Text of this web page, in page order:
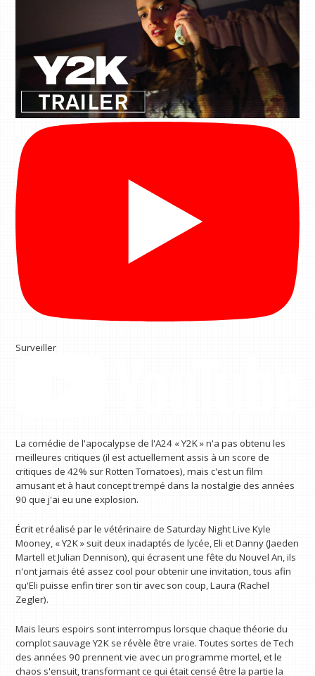
Surveiller
La comédie de l'apocalypse de l'A24 « Y2K » n'a pas obtenu les
meilleures critiques (il est actuellement assis à un score de
critiques de 42% sur Rotten Tomatoes), mais c'est un film
amusant et à haut concept trempé dans la nostalgie des années
90 que j'ai eu une explosion.
Écrit et réalisé par le vétérinaire de Saturday Night Live Kyle
Mooney, « Y2K » suit deux inadaptés de lycée, Eli et Danny (Jaeden
Martell et Julian Dennison), qui écrasent une fête du Nouvel An, ils
n'ont jamais été assez cool pour obtenir une invitation, tous afin
qu'Eli puisse enfin tirer son tir avec son coup, Laura (Rachel
Zegler).
Mais leurs espoirs sont interrompus lorsque chaque théorie du
complot sauvage Y2K se révèle être vraie. Toutes sortes de Tech
des années 90 prennent vie avec un programme mortel, et le
chaos s'ensuit, transformant ce qui était censé être la partie la